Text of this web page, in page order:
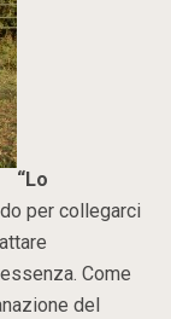
“Lo
per collegarci
Come
del